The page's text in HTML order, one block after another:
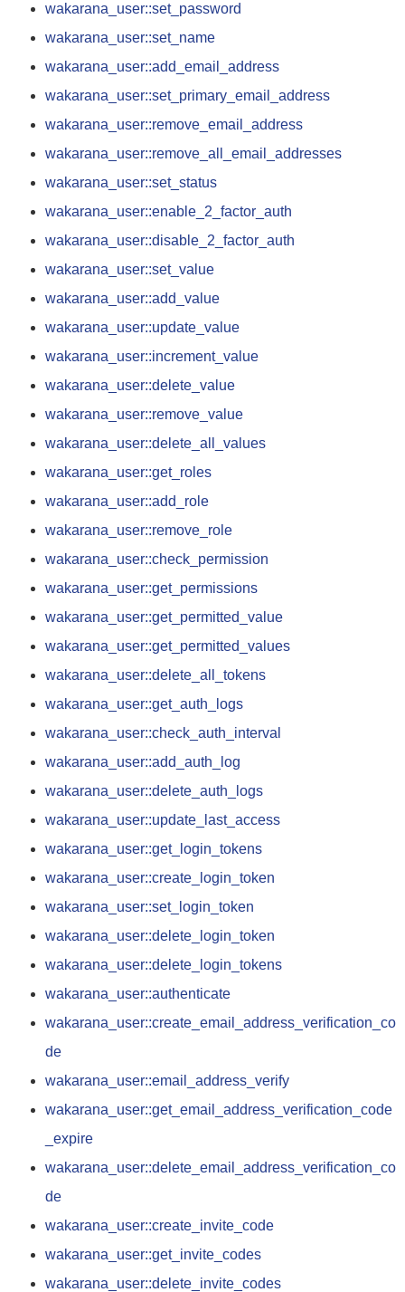
wakarana_user::set_password
wakarana_user::set_name
wakarana_user::add_email_address
wakarana_user::set_primary_email_address
wakarana_user::remove_email_address
wakarana_user::remove_all_email_addresses
wakarana_user::set_status
wakarana_user::enable_2_factor_auth
wakarana_user::disable_2_factor_auth
wakarana_user::set_value
wakarana_user::add_value
wakarana_user::update_value
wakarana_user::increment_value
wakarana_user::delete_value
wakarana_user::remove_value
wakarana_user::delete_all_values
wakarana_user::get_roles
wakarana_user::add_role
wakarana_user::remove_role
wakarana_user::check_permission
wakarana_user::get_permissions
wakarana_user::get_permitted_value
wakarana_user::get_permitted_values
wakarana_user::delete_all_tokens
wakarana_user::get_auth_logs
wakarana_user::check_auth_interval
wakarana_user::add_auth_log
wakarana_user::delete_auth_logs
wakarana_user::update_last_access
wakarana_user::get_login_tokens
wakarana_user::create_login_token
wakarana_user::set_login_token
wakarana_user::delete_login_token
wakarana_user::delete_login_tokens
wakarana_user::authenticate
wakarana_user::create_email_address_verification_co
de
wakarana_user::email_address_verify
wakarana_user::get_email_address_verification_code
_expire
wakarana_user::delete_email_address_verification_co
de
wakarana_user::create_invite_code
wakarana_user::get_invite_codes
wakarana_user::delete_invite_codes